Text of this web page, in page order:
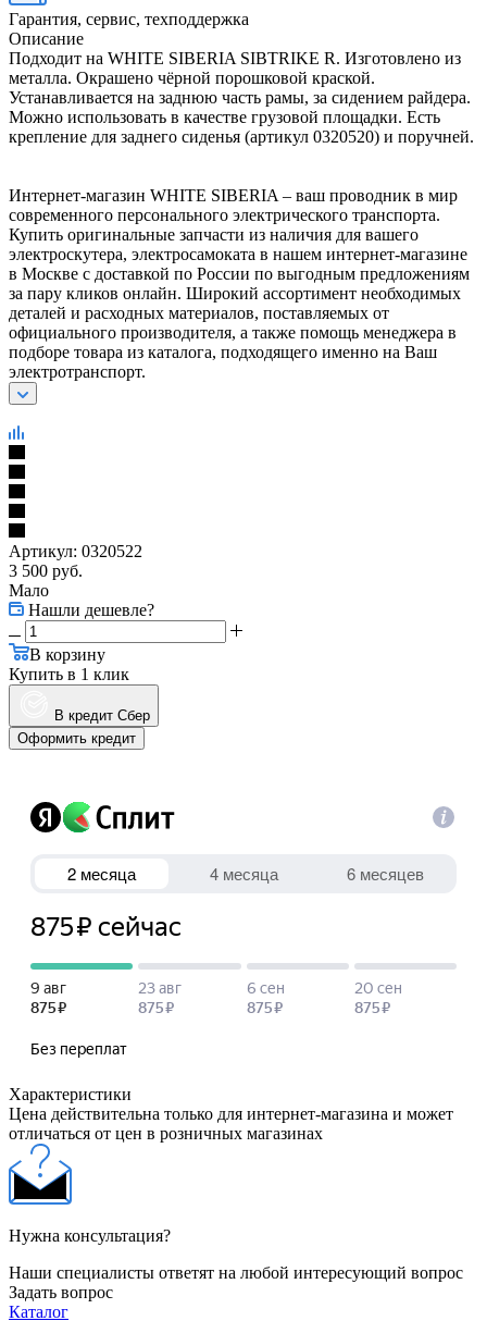
Гарантия, сервис, техподдержка
Описание
Подходит на WHITE SIBERIA SIBTRIKE R. Изготовлено из
металла. Окрашено чёрной порошковой краской.
Устанавливается на заднюю часть рамы, за сидением райдера.
Можно использовать в качестве грузовой площадки. Есть
крепление для заднего сиденья (артикул 0320520) и поручней.
Интернет-магазин WHITE SIBERIA – ваш проводник в мир
современного персонального электрического транспорта.
Купить оригинальные запчасти из наличия для вашего
электроскутера, электросамоката в нашем интернет-магазине
в Москве с доставкой по России по выгодным предложениям
за пару кликов онлайн. Широкий ассортимент необходимых
деталей и расходных материалов, поставляемых от
официального производителя, а также помощь менеджера в
подборе товара из каталога, подходящего именно на Ваш
электротранспорт.
Артикул: 0320522
3 500 руб.
Мало
Нашли дешевле?
В корзину
Купить в 1 клик
В кредит Сбер
Оформить кредит
Характеристики
Цена действительна только для интернет-магазина и может
отличаться от цен в розничных магазинах
Нужна консультация?
Наши специалисты ответят на любой интересующий вопрос
Задать вопрос
Каталог